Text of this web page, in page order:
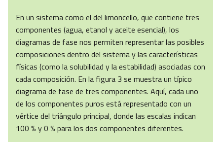
En un sistema como el del limoncello, que contiene tres
componentes (agua, etanol y aceite esencial), los
diagramas de fase nos permiten representar las posibles
composiciones dentro del sistema y las características
físicas (como la solubilidad y la estabilidad) asociadas con
cada composición. En la figura 3 se muestra un típico
diagrama de fase de tres componentes. Aquí, cada uno
de los componentes puros está representado con un
vértice del triángulo principal, donde las escalas indican
100 % y 0 % para los dos componentes diferentes.